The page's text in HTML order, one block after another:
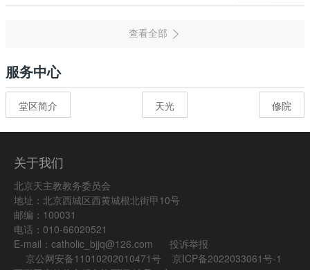
服务中心
堂区简介 天光 修院
关于我们
北京天主教教务委员会
地址：北京西城区西黄城根北街甲10号
邮编：100031
电话：010-66020521
E-mail：catholic_bjjq@126.com 投诉举报
京公网安备11010202010471号
京ICP备2022033061号-1